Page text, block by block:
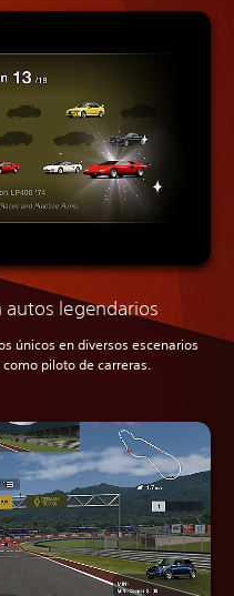
autos legendarios
únicos en diversos escenarios
piloto de carreras.